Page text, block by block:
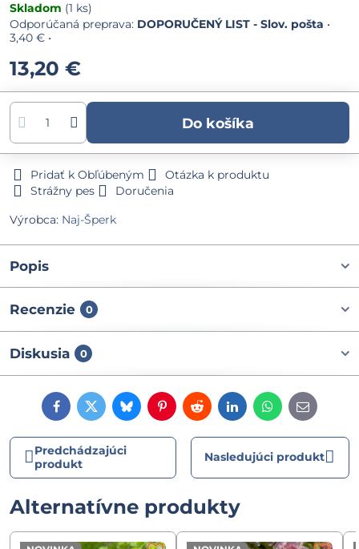
Skladom (1 ks)
DOPORUČENÝ LIST - Slov. pošta •
3,40 € •
13,20 €
Do košíka
Pridať k Obľúbeným
Otázka k produktu
Strážny pes
Doručenia
Výrobca: Naj-Šperk
Popis
Recenzie 0
Diskusia 0
FacebookTwitterBlueskyPinterestRedditLinkedInWhatsApp
E-
mail
Predchádzajúci
produkt
Nasledujúci produkt
Alternatívne produkty